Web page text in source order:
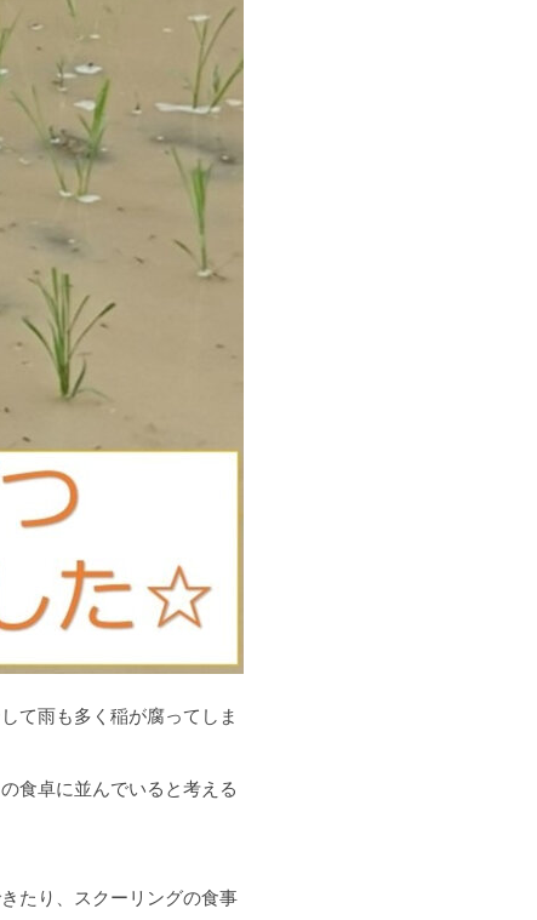
て雨も多く稲が腐ってしま
食卓に並んでいると考える
たり、スクーリングの食事